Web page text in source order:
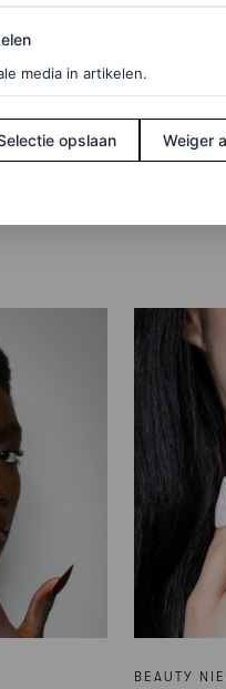
Vogue
Dit
AUDREY
BEAUTY
media in artikelen.
opslaan Weiger